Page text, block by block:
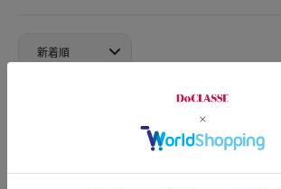
2023.12.24
カラー：ピンク
サイズ：XXL